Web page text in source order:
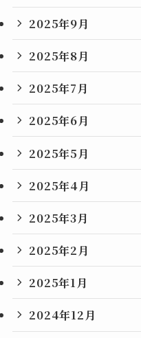
2025年9月
2025年8月
2025年7月
2025年6月
2025年5月
2025年4月
2025年3月
2025年2月
2025年1月
2024年12月